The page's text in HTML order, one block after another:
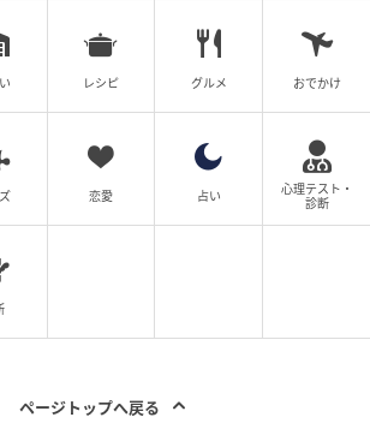
レシピ グルメ おでかけ
恋愛 占い
心理テスト・
診断
ページトップへ戻る